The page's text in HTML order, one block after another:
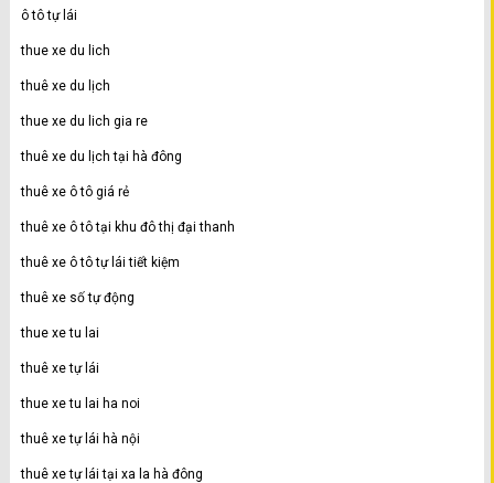
ô tô tự lái
thue xe du lich
thuê xe du lịch
thue xe du lich gia re
thuê xe du lịch tại hà đông
thuê xe ô tô giá rẻ
thuê xe ô tô tại khu đô thị đại thanh
thuê xe ô tô tự lái tiết kiệm
thuê xe số tự động
thue xe tu lai
thuê xe tự lái
thue xe tu lai ha noi
thuê xe tự lái hà nội
thuê xe tự lái tại xa la hà đông